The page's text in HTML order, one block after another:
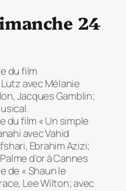
24
du film
Lutz avec Mélanie
Jacques Gamblin;
du film « Un simple
avec Vahid
Ebrahim Azizi;
d’or à Cannes
de « Shaun le
Lee Wilton; avec